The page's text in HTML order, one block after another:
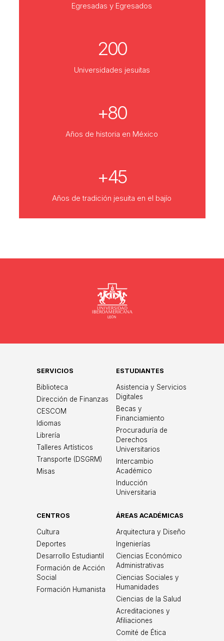
Egresadas y Egresados
200
Universidades jesuitas
+80
Años de historia en México
+45
Años de tradición jesuita en el bajío
SERVICIOS
Biblioteca
Dirección de Finanzas
CESCOM
Idiomas
Librería
Talleres Artísticos
Transporte (DSGRM)
Misas
ESTUDIANTES
Asistencia y Servicios
Digitales
Becas y
Financiamiento
Procuraduría de
Derechos
Universitarios
Intercambio
Académico
Inducción
Universitaria
CENTROS
Cultura
Deportes
Desarrollo Estudiantil
Formación de Acción
Social
Formación Humanista
ÁREAS ACADÉMICAS
Arquitectura y Diseño
Ingenierías
Ciencias Económico
Administrativas
Ciencias Sociales y
Humanidades
Ciencias de la Salud
Acreditaciones y
Afiliaciones
Comité de Ética